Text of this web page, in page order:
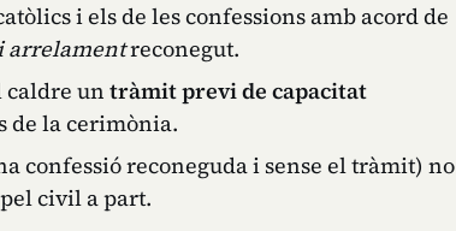
i els de les confessions amb acord de
arrelamentreconegut.
caldre un tràmit previ de capacitat
de la cerimònia.
confessió reconeguda i sense el tràmit) no
civil a part.